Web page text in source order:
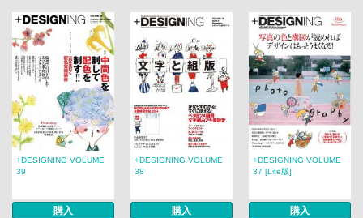
+DESIGNING VOLUME
39
購入
+DESIGNING VOLUME
38
購入
+DESIGNING VOLUME
37 [Lite版]
購入